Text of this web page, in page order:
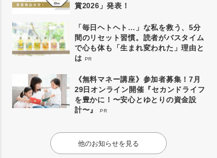
賞2026」発表！
「毎日ヘトヘト…」な私を救う、5分
間のリセット習慣。読者がバスタイム
で心も体も「生まれ変われた」理由と
は PR
《無料マネー講座》参加者募集！7月
29日オンライン開催『セカンドライフ
を豊かに！〜安心とゆとりの資金設
計〜』
PR
他のお知らせを見る